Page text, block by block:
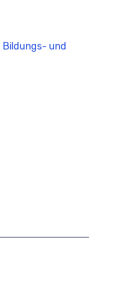
Bildungs- und